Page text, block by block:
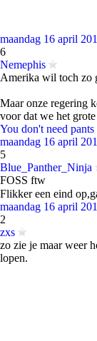
maandag 16 april
6
Nemephis
Amerika wil toch zo
Maar onze regering
voor dat we het
You don't need
maandag 16 april
5
Blue_Panther_Ninja
FOSS ftw
Flikker een eind
maandag 16 april
2
zxs
zo zie je maar weer
lopen.